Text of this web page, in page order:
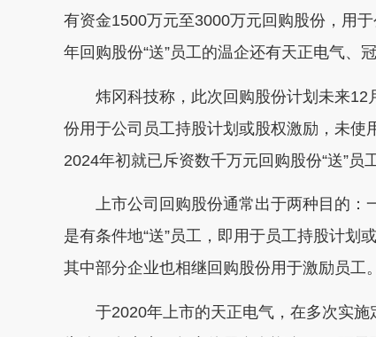
有资金1500万元至3000万元回购股份，用
年回购股份“送”员工的温企还有天正电气、
炜冈科技称，此次回购股份计划未来12
份用于公司员工持股计划或股权激励，未
2024年初就已斥资数千万元回购股份“送”员工
上市公司回购股份通常出于两种目的：
是有条件地“送”员工，即用于员工持股计划
其中部分企业也相继回购股份用于激励员工。
于2020年上市的天正电气，在多次实施